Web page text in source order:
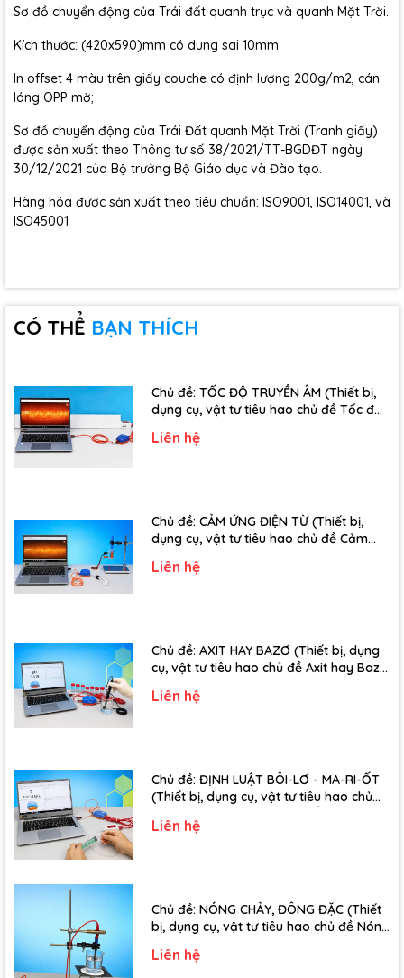
Sơ đồ chuyển động của Trái đất quanh trục và quanh Mặt Trời.
Kích thước: (420x590)mm có dung sai 10mm
In offset 4 màu trên giấy couche có định lượng 200g/m2, cán
láng OPP mờ;
Sơ đồ chuyển động của Trái Đất quanh Mặt Trời (Tranh giấy)
được sản xuất theo Thông tư số 38/2021/TT-BGDĐT ngày
30/12/2021 của Bộ trưởng Bộ Giáo dục và Đào tạo.
Hàng hóa được sản xuất theo tiêu chuẩn: ISO9001, ISO14001, và
ISO45001
CÓ THỂ BẠN THÍCH
Chủ đề: TỐC ĐỘ TRUYỀN ÂM (Thiết bị,
dụng cụ, vật tư tiêu hao chủ đề Tốc độ
Liên hệ
Chủ đề: CẢM ỨNG ĐIỆN TỪ (Thiết bị,
dụng cụ, vật tư tiêu hao chủ đề Cảm
Liên hệ
Chủ đề: AXIT HAY BAZƠ (Thiết bị, dụng
cụ, vật tư tiêu hao chủ đề Axit hay Bazơ
Liên hệ
Chủ đề: ĐỊNH LUẬT BÔI-LƠ - MA-RI-ỐT
(Thiết bị, dụng cụ, vật tư tiêu hao chủ
Liên hệ
Chủ đề: NÓNG CHẢY, ĐÔNG ĐẶC (Thiết
bị, dụng cụ, vật tư tiêu hao chủ đề Nóng
Liên hệ